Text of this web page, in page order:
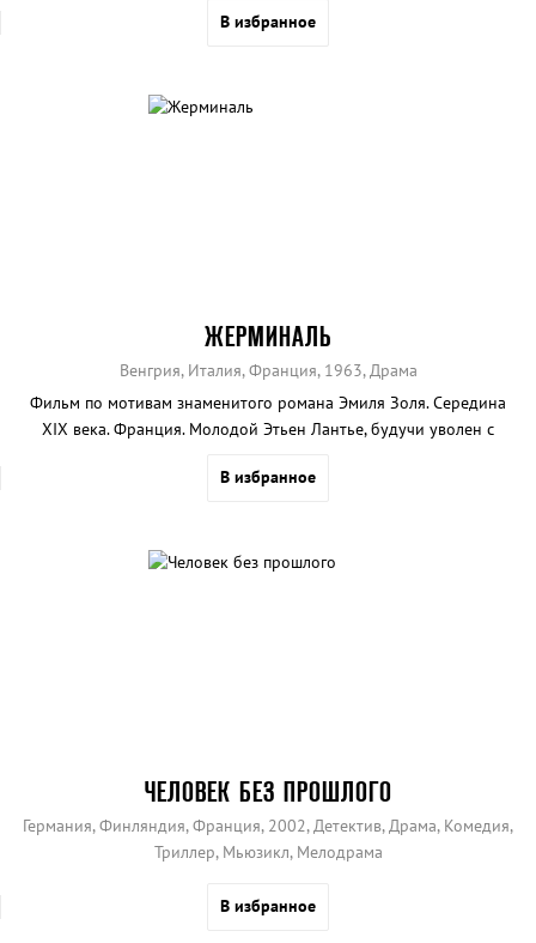
В избранное
ЖЕРМИНАЛЬ
Венгрия, Италия, Франция, 1963, Драма
Фильм по мотивам знаменитого романа Эмиля Золя. Середина
XIX века. Франция. Молодой Этьен Лантье, будучи уволен с
работягами, теряющими здоровье и надежду на лучшее будущее,
В избранное
ЧЕЛОВЕК БЕЗ ПРОШЛОГО
Германия, Финляндия, Франция, 2002, Детектив, Драма, Комедия,
Триллер, Мьюзикл, Мелодрама
В избранное